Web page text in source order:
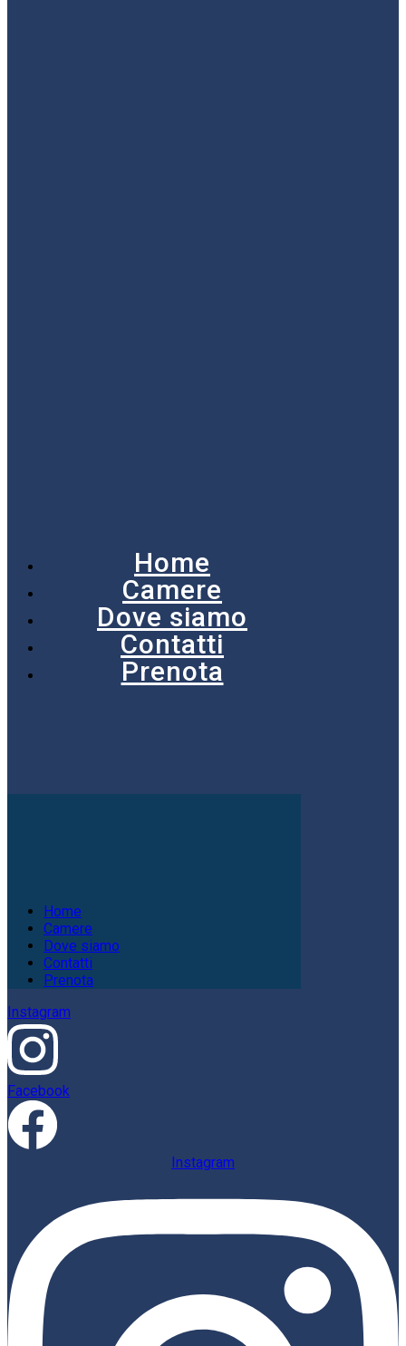
Home
Camere
Dove siamo
Contatti
Prenota
Home
Camere
Dove siamo
Contatti
Prenota
Instagram
Facebook
Instagram